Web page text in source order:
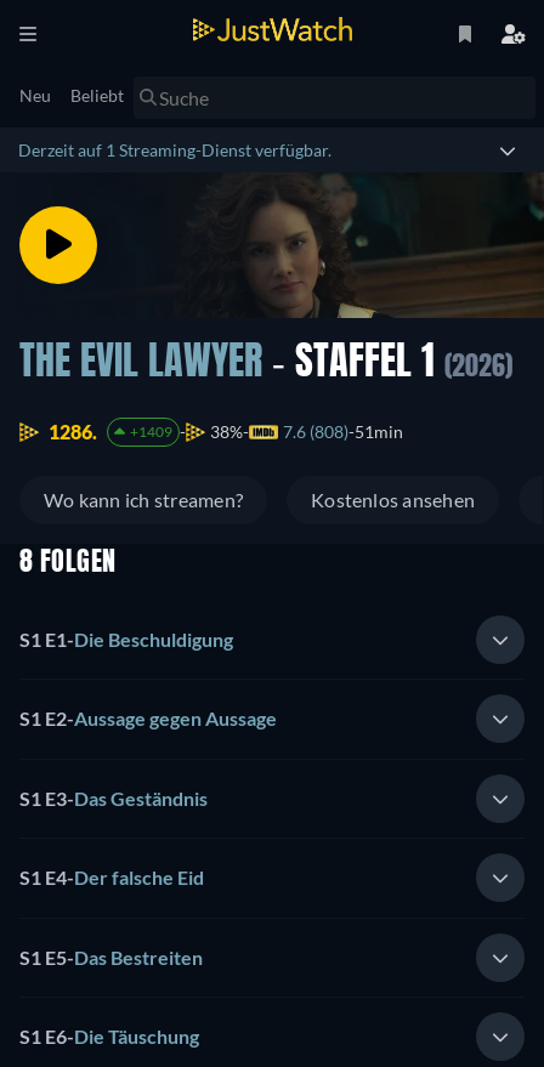
Neu Beliebt
Derzeit auf 1 Streaming-Dienst verfügbar.
THE EVIL LAWYER - STAFFEL 1 (2026)
1286. +1409 38% 7.6 (808) 51min
Wo kann ich streamen? Kostenlos ansehen
8 FOLGEN
S1 E1-Die Beschuldigung
S1 E2-Aussage gegen Aussage
S1 E3-Das Geständnis
S1 E4-Der falsche Eid
S1 E5-Das Bestreiten
S1 E6-Die Täuschung